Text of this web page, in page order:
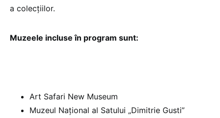
a colecțiilor.
Muzeele incluse în program sunt:
Art Safari New Museum
Muzeul Național al Satului „Dimitrie Gusti”